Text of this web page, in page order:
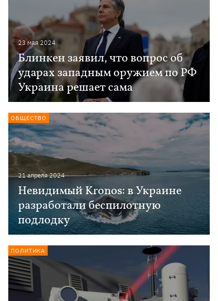
23 мая 2024
Блинкен заявил, что вопрос об
ударах западным оружием по РФ
Украина решает сама
21 апреля 2024
Невидимый Kronos: в Украине
разработали беспилотную
подлодку
ОБЩЕСТВО
ПОЛИТИКА